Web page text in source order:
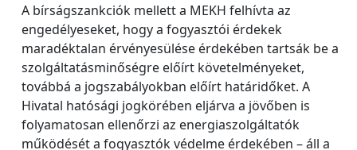
A bírságszankciók mellett a MEKH felhívta az
engedélyeseket, hogy a fogyasztói érdekek
maradéktalan érvényesülése érdekében tartsák be a
szolgáltatásminőségre előírt követelményeket,
továbbá a jogszabályokban előírt határidőket. A
Hivatal hatósági jogkörében eljárva a jövőben is
folyamatosan ellenőrzi az energiaszolgáltatók
működését a fogyasztók védelme érdekében – áll a